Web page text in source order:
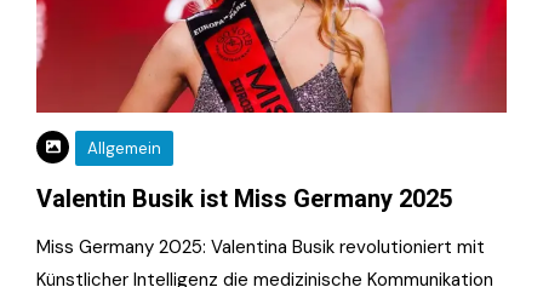
Allgemein
Valentin Busik ist Miss Germany 2025
Miss Germany 2025: Valentina Busik revolutioniert mit
Künstlicher Intelligenz die medizinische Kommunikation